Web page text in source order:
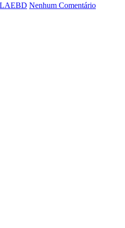
Nenhum Comentário